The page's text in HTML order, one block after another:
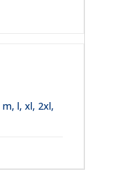
m, l, xl, 2xl,